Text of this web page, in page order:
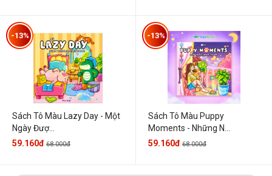
Sách Tô Màu Lazy Day - Một
Ngày Đượ...
-13%
59.160đ 68.000đ
Sách Tô Màu Puppy
Moments - Những N...
-13%
59.160đ 68.000đ